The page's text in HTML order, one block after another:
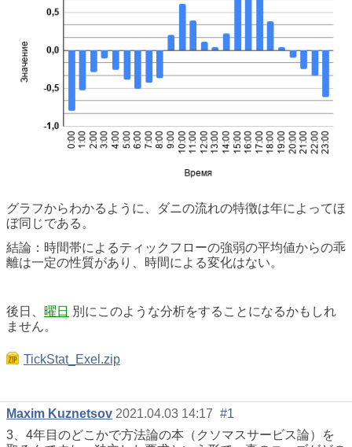
グラフからわかるように、ダニの流れの特徴は年によってほ
ぼ同じである。
結論：時間帯によるティックフローの強弱の平均値からの乖
離は一定の性質があり、時間による変化はない。
後日、 曜日 別にこのような分析をすることになるかもしれ
ません。
TickStat_Exel.zip
Maxim Kuznetsov 2021.04.03 14:17 #1
3、4年目のどこかで方法論の本（クソマスサービス論）を